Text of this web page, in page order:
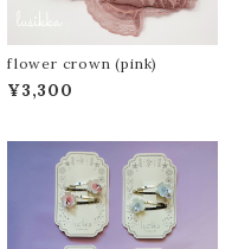
flower crown (pink)
¥3,300